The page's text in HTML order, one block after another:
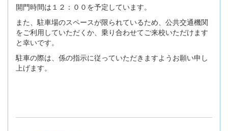
開門時間は１２：００を予定しています。
また、駐車場のスペースが限られているため、公共交通機関
をご利用していただくか、乗り合わせてご来校いただけます
と幸いです。
駐車の際は、係の指示に従っていただきますようお願い申し
上げます。